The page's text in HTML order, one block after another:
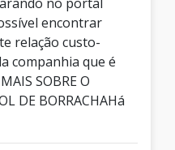
encontrar
relação custo-
companhia que é
SOBRE O
DE BORRACHAHá